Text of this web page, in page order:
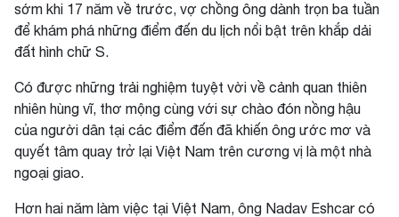
sớm khi 17 năm về trước, vợ chồng ông dành trọn ba tuần
để khám phá những điểm đến du lịch nổi bật trên khắp dải
đất hình chữ S.
Có được những trải nghiệm tuyệt vời về cảnh quan thiên
nhiên hùng vĩ, thơ mộng cùng với sự chào đón nồng hậu
của người dân tại các điểm đến đã khiến ông ước mơ và
quyết tâm quay trở lại Việt Nam trên cương vị là một nhà
ngoại giao.
Hơn hai năm làm việc tại Việt Nam, ông Nadav Eshcar có